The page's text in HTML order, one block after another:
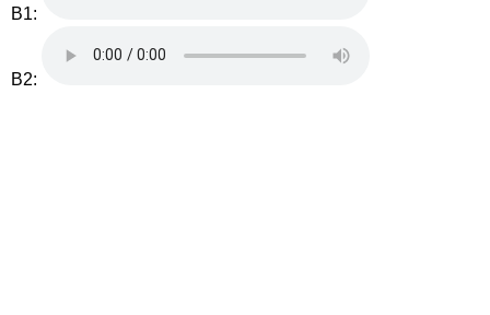
B1:
B2: